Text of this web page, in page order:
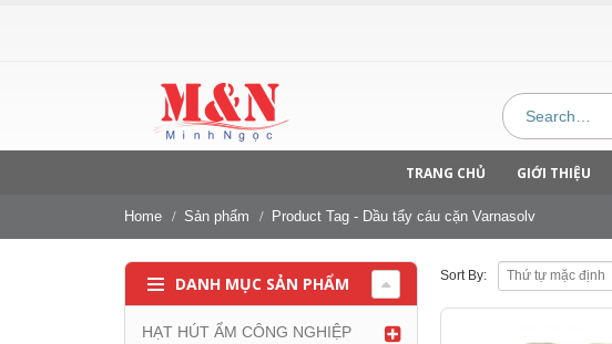
TRANG CHỦ GIỚI THIỆU
Home Sản phẩm Product Tag - Dầu tẩy cáu cặn Varnasolv
Sort By:
DANH MỤC SẢN PHẨM
HẠT HÚT ẨM CÔNG NGHIỆP